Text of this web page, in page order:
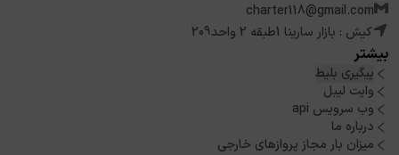
charter118@gmail.com
کیش : بازار سارینا 1طبقه 2 واحد209
بیشتر
پیگیری بلیط
وایت لیبل
وب سرویس api
درباره ما
میزان بار مجاز پروازهای خارجی